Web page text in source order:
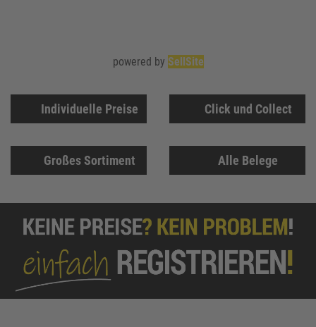
Individuelle Preise Click und Collect
Großes Sortiment Alle Belege
powered by SellSite